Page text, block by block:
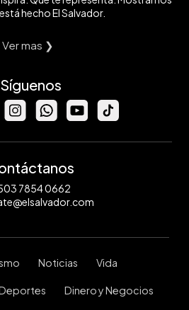
hecho El Salvador.
Ver mas ❯
Síguenos
7854 0662
Noticias Vida
Dinero y Negocios